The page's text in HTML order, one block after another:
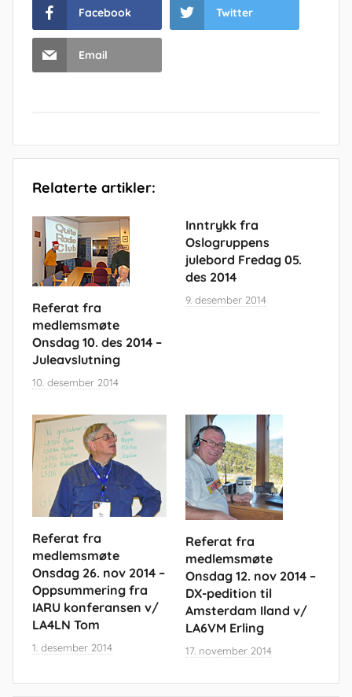
Facebook Twitter
Email
Relaterte artikler:
Referat fra
medlemsmøte
Onsdag 10. des 2014 –
Juleavslutning
10. desember 2014
Inntrykk fra
Oslogruppens
julebord Fredag 05.
des 2014
9. desember 2014
Referat fra
medlemsmøte
Onsdag 26. nov 2014 –
Oppsummering fra
IARU konferansen v/
LA4LN Tom
1. desember 2014
Referat fra
medlemsmøte
Onsdag 12. nov 2014 –
DX-pedition til
Amsterdam Iland v/
LA6VM Erling
17. november 2014